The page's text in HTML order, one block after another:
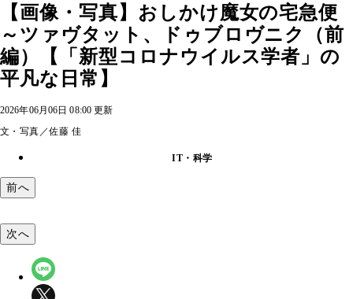
【画像・写真】おしかけ魔女の宅急便
～ツァヴタット、ドゥブロヴニク（前
編）【「新型コロナウイルス学者」の
平凡な日常】
2026年06月06日 08:00 更新
文・写真／佐藤 佳
IT・科学
前へ
次へ